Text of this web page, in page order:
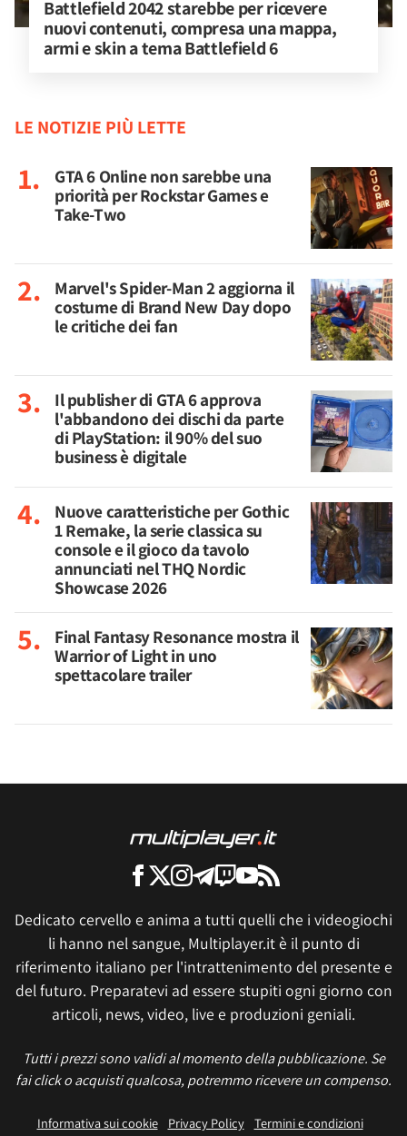
Battlefield 2042 starebbe per ricevere
nuovi contenuti, compresa una mappa,
armi e skin a tema Battlefield 6
LE NOTIZIE PIÙ LETTE
GTA 6 Online non sarebbe una
priorità per Rockstar Games e
Take-Two
Marvel's Spider-Man 2 aggiorna il
costume di Brand New Day dopo
le critiche dei fan
Il publisher di GTA 6 approva
l'abbandono dei dischi da parte
di PlayStation: il 90% del suo
business è digitale
Nuove caratteristiche per Gothic
1 Remake, la serie classica su
console e il gioco da tavolo
annunciati nel THQ Nordic
Showcase 2026
Final Fantasy Resonance mostra il
Warrior of Light in uno
spettacolare trailer
Dedicato cervello e anima a tutti quelli che i videogiochi
li hanno nel sangue, Multiplayer.it è il punto di
riferimento italiano per l'intrattenimento del presente e
del futuro. Preparatevi ad essere stupiti ogni giorno con
articoli, news, video, live e produzioni geniali.
Tutti i prezzi sono validi al momento della pubblicazione. Se
fai click o acquisti qualcosa, potremmo ricevere un compenso.
Informativa sui cookie Privacy Policy
Termini e condizioni